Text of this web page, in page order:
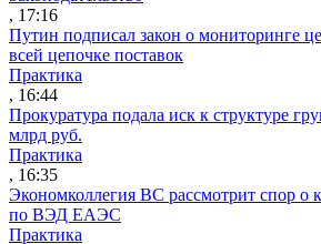
, 17:16
Путин подписал закон о мониторинге
всей цепочке поставок
Практика
, 16:44
Прокуратура подала иск к структуре
млрд руб.
Практика
, 16:35
Экономколлегия ВС рассмотрит спор о
по ВЭД ЕАЭС
Практика